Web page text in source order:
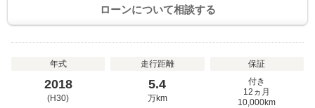
ローンについて相談する
年式
2018
(H30)
走行距離
5.4
万km
保証
付き
12ヵ月
10,000km